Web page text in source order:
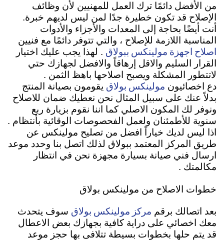
من الأفضل دائمًا ترك العمل للمهنيين لأن وظائف
الإصلاح قد تكون خطيرة جدًا لمن ليس لديهم خبرة.
أنت أيضًا بحاجة إلى المعدات والأجزاء والأدوات
المناسبة اللازمة للإصلاح ، والتي تتوفر دائمًا مع فنيين
اصلاح اجهزة مولينكس ببولاق . لهذا يجب عليك اختيار
القرار السليم والاقل إرهاقاً والافضل لجهازك حتي
لاتتطور المشكلة ويصبح اصلاحها باهظ الثمن .
دع اخصائيون مولينكس بولاق يقومون بصيانة المنتج
بدلاً عنك على سبيل المثال نحن نعطيك ضمان للاصلاح
ونوفر لك المكون الاصلي كما اننا نقوم بزيارة ربع
سنوية للأطمئنان ولعمل الفحصوصات الوقائية بأنتظام .
اذا ليس لديك خياراً افضل من تصليح مولينكس عن
طريق المركز المعتمد ببولاق لذلك اتصل بنا وحدد موعد
ارسال فني صيانة بسيارة مجهزة نحن في انتظار
مكالمتك .
خطوات الاصلاح من مولينكس بولاق
بعد اتصالك برقم مركز مولينكس بولاق سوف يتحدث
معك اخصائي على دراية كافية بجهازك بعض الاعطال
قد يتم حلها بخطوات بسيطة تتلافى بها حجز موعد